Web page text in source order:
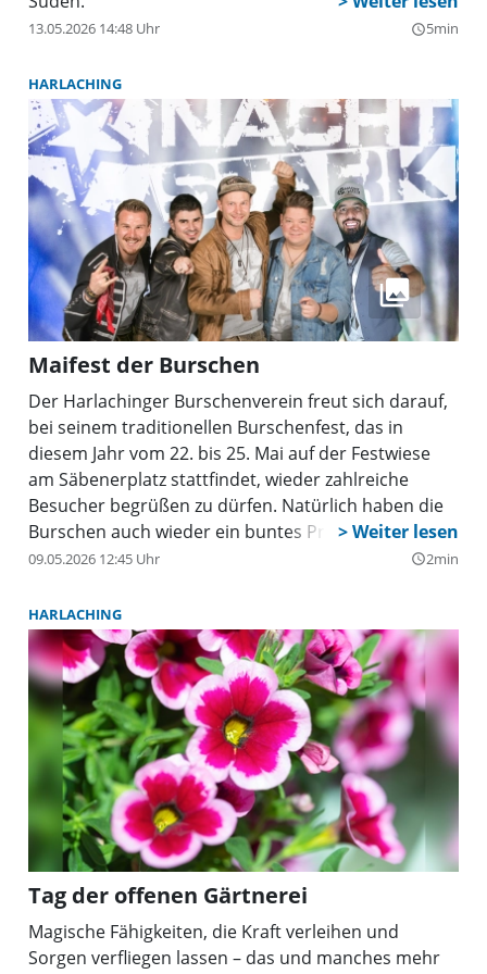
Kostenrahmens geblieben ist, und insgesamt über
eine Milliarde Euro in die Neuausrichtung der
13.05.2026 14:48 Uhr query_builder5min
HARLACHING
Maifest der Burschen
Der Harlachinger Burschenverein freut sich darauf,
bei seinem traditionellen Burschenfest, das in
diesem Jahr vom 22. bis 25. Mai auf der Festwiese
am Säbenerplatz stattfindet, wieder zahlreiche
Besucher begrüßen zu dürfen. Natürlich haben die
Burschen auch wieder ein buntes Programm
vorbereitet und hoffen nun darauf, dass Petrus ein
spendiert.
09.05.2026 12:45 Uhr query_builder2min
HARLACHING
Tag der offenen Gärtnerei
Magische Fähigkeiten, die Kraft verleihen und
Sorgen verfliegen lassen – das und manches mehr